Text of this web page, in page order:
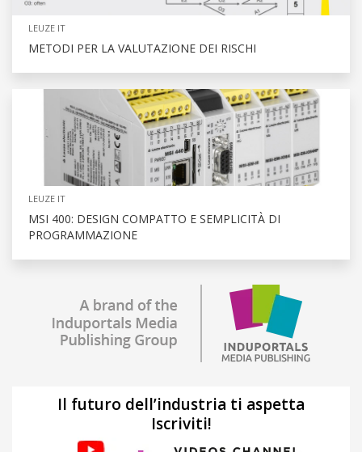
LEUZE IT
METODI PER LA VALUTAZIONE DEI RISCHI
LEUZE IT
MSI 400: DESIGN COMPATTO E SEMPLICITÀ DI
PROGRAMMAZIONE
Il futuro dell’industria ti aspetta
Iscriviti!